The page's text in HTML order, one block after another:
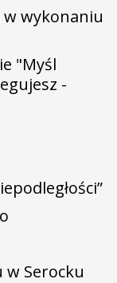
wykonaniu
"Myśl
-
Serocku